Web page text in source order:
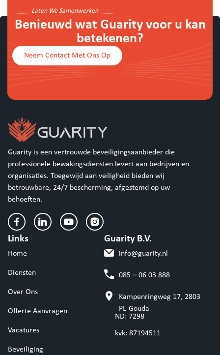
Laten We Samenwerken
Benieuwd wat Guarity voor u kan
betekenen?
Neem Contact Met Ons Op
Guarity is een vertrouwde beveiligingsaanbieder die
professionele bewakingsdiensten levert aan bedrijven en
organisaties. Toegewijd aan veiligheid bieden wij
betrouwbare, 24/7 bescherming, afgestemd op uw
behoeften.
Links
Home
Diensten
Over Ons
Offerte Aanvragen
Vacatures
Beveiliging
Guarity B.V.
info@guarity.nl
085 – 06 03 888
Kampenringweg 17, 2803
PE Gouda
ND: 7298
kvk: 87194511